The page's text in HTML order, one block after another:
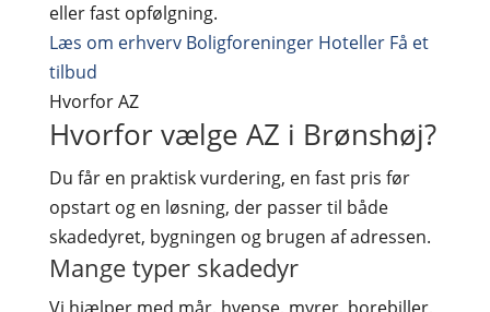
eller fast opfølgning.
Læs om erhverv Boligforeninger Hoteller Få et
tilbud
Hvorfor AZ
Hvorfor vælge AZ i Brønshøj?
Du får en praktisk vurdering, en fast pris før
opstart og en løsning, der passer til både
skadedyret, bygningen og brugen af adressen.
Mange typer skadedyr